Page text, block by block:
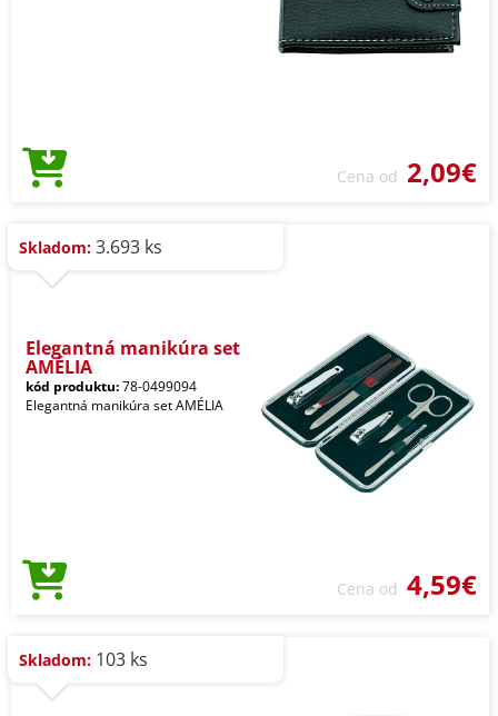
Cena od 2,09€
Skladom: 3.693 ks
Elegantná manikúra set
AMÉLIA
kód produktu:78-0499094
Elegantná manikúra set AMÉLIA
Cena od 4,59€
Skladom: 103 ks